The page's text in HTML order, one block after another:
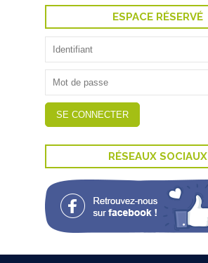
ESPACE RÉSERVÉ
RÉSEAUX SOCIAUX